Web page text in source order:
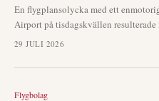
En flygplansolycka med ett
Airport på tisdagskvällen
ryckte ut till platsen, som befann sig
av olyckan.
29 JULI 2026
Flygbolag